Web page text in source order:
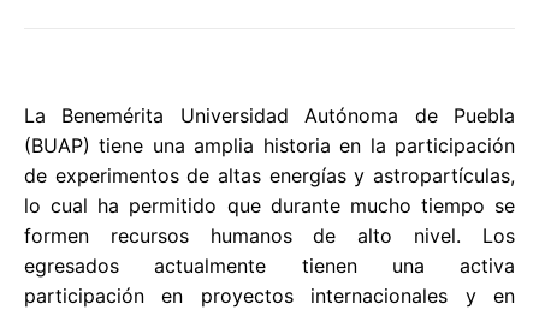
La Benemérita Universidad Autónoma de Puebla
(BUAP) tiene una amplia historia en la participación
de experimentos de altas energías y astropartículas,
lo cual ha permitido que durante mucho tiempo se
formen recursos humanos de alto nivel. Los
egresados actualmente tienen una activa
participación en proyectos internacionales y en